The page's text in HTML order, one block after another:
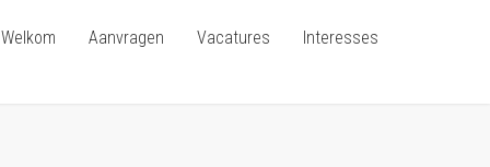
Welkom Aanvragen Vacatures Interesses